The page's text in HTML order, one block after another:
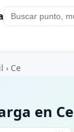
› Ce
en Ce